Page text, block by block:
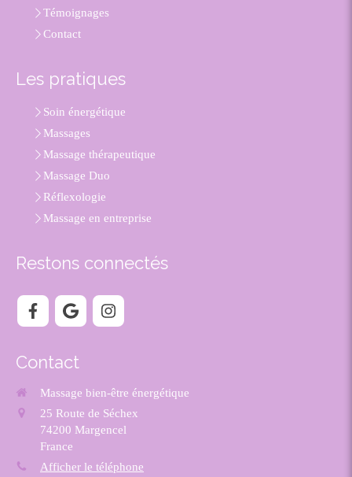
Témoignages
Contact
Les pratiques
Soin énergétique
Massages
Massage thérapeutique
Massage Duo
Réflexologie
Massage en entreprise
Restons connectés
Contact
Massage bien-être énergétique
25 Route de Séchex
74200 Margencel
France
Afficher le téléphone